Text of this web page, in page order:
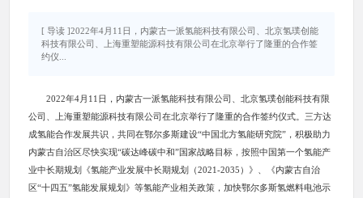
[ 导读 ]2022年4月11日，内蒙古一派氢能科技有限公司、北京氢璞创能
科技有限公司、上海重塑能源科技有限公司在北京举行了隆重的合作签
约仪...
2022年4月11日，内蒙古一派氢能科技有限公司、北京氢璞创能科技有限
公司、上海重塑能源科技有限公司在北京举行了隆重的合作签约仪式。三方达
成氢能合作发展共识，共同在鄂尔多斯建设“中国北方氢能研究院”，积极助力
内蒙古自治区尽快实现“碳达峰碳中和”国家战略目标，按照中国第一个氢能产
业中长期规划《氢能产业发展中长期规划（2021-2035）》、《内蒙古自治
区“十四五”氢能发展规划》等氢能产业相关政策，加快鄂尔多斯氢燃料电池示